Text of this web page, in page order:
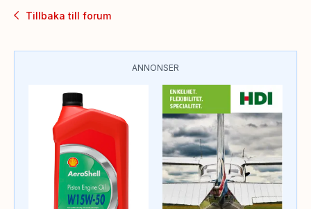
Tillbaka till forum
ANNONSER